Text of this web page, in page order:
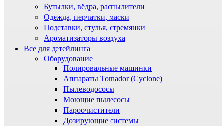
Бутылки, вёдра, распылители
Одежда, перчатки, маски
Подставки, стулья, стремянки
Ароматизаторы воздуха
Все для детейлинга
Оборудование
Полировальные машинки
Аппараты Tornador (Cyclone)
Пылеводососы
Моющие пылесосы
Пароочистители
Дозирующие системы